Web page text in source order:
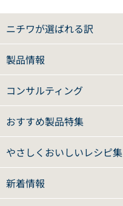
ニチワが選ばれる訳
製品情報
コンサルティング
おすすめ製品特集
やさしくおいしいレシピ集
新着情報